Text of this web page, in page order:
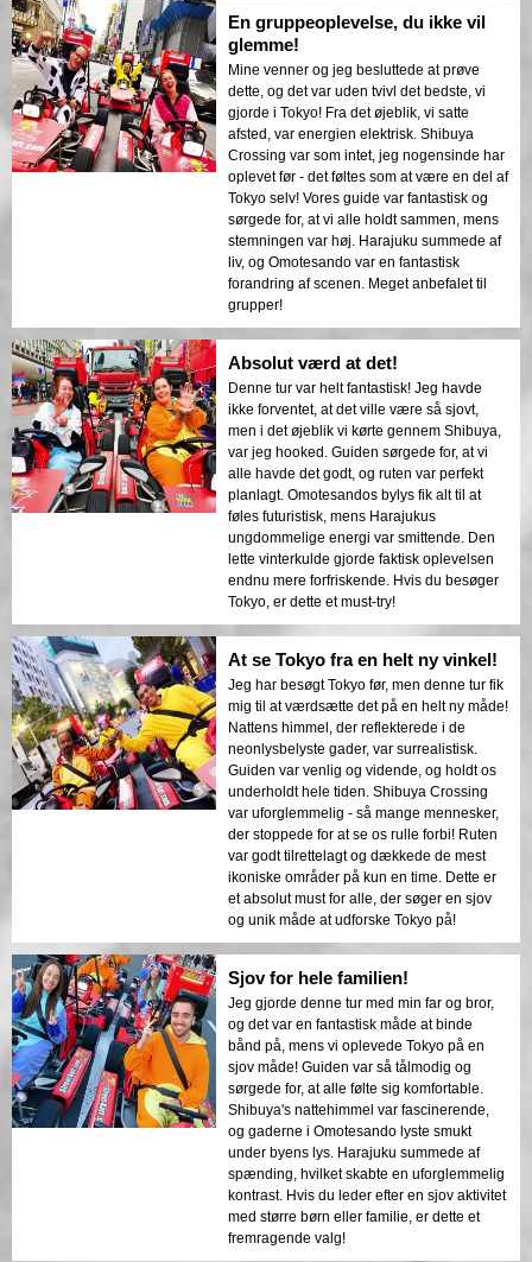
En gruppeoplevelse, du ikke vil
glemme!
Mine venner og jeg besluttede at prøve
dette, og det var uden tvivl det bedste, vi
gjorde i Tokyo! Fra det øjeblik, vi satte
afsted, var energien elektrisk. Shibuya
Crossing var som intet, jeg nogensinde har
oplevet før - det føltes som at være en del af
Tokyo selv! Vores guide var fantastisk og
sørgede for, at vi alle holdt sammen, mens
stemningen var høj. Harajuku summede af
liv, og Omotesando var en fantastisk
forandring af scenen. Meget anbefalet til
grupper!
Absolut værd at det!
Denne tur var helt fantastisk! Jeg havde
ikke forventet, at det ville være så sjovt,
men i det øjeblik vi kørte gennem Shibuya,
var jeg hooked. Guiden sørgede for, at vi
alle havde det godt, og ruten var perfekt
planlagt. Omotesandos bylys fik alt til at
føles futuristisk, mens Harajukus
ungdommelige energi var smittende. Den
lette vinterkulde gjorde faktisk oplevelsen
endnu mere forfriskende. Hvis du besøger
Tokyo, er dette et must-try!
At se Tokyo fra en helt ny vinkel!
Jeg har besøgt Tokyo før, men denne tur fik
mig til at værdsætte det på en helt ny måde!
Nattens himmel, der reflekterede i de
neonlysbelyste gader, var surrealistisk.
Guiden var venlig og vidende, og holdt os
underholdt hele tiden. Shibuya Crossing
var uforglemmelig - så mange mennesker,
der stoppede for at se os rulle forbi! Ruten
var godt tilrettelagt og dækkede de mest
ikoniske områder på kun en time. Dette er
et absolut must for alle, der søger en sjov
og unik måde at udforske Tokyo på!
Sjov for hele familien!
Jeg gjorde denne tur med min far og bror,
og det var en fantastisk måde at binde
bånd på, mens vi oplevede Tokyo på en
sjov måde! Guiden var så tålmodig og
sørgede for, at alle følte sig komfortable.
Shibuya's nattehimmel var fascinerende,
og gaderne i Omotesando lyste smukt
under byens lys. Harajuku summede af
spænding, hvilket skabte en uforglemmelig
kontrast. Hvis du leder efter en sjov aktivitet
med større børn eller familie, er dette et
fremragende valg!